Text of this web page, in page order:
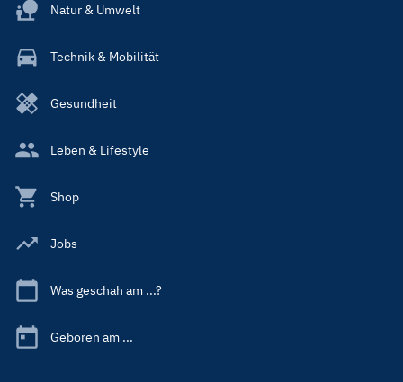
Natur & Umwelt
Technik & Mobilität
Gesundheit
Leben & Lifestyle
Shop
Jobs
Was geschah am ...?
Geboren am ...